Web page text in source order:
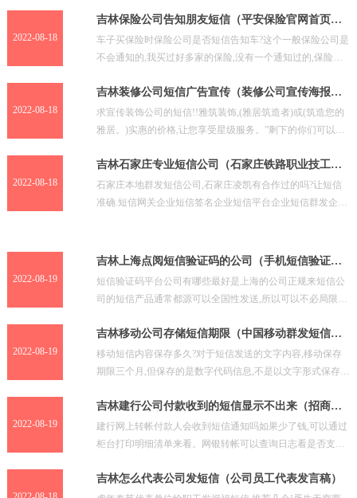
2022-08-18
吉林保险公司告知朋友短信（平安保险官网首页官
车子买保险时保险公司是否短信告知车?这个一般保险公司是
不会通知的,我买过好多家的保险,没有一个通知过的,保险公
2022-08-18
吉林装修公司短信广告宣传（装修公司宣传海报模
求宣传装饰公司的短信!!雅筑装饰,(雅居筑造者)或(筑造您的
雅居。)实惠的价格,让您享受星级服务。”剩下的你们可以在
2022-08-18
吉林石家庄专业短信公司（石家庄铁路职业技工学
石家庄本地群发短信公司,石家庄凌凯有合作过的吗?让短信
准确.短信网关企业短信签名企业短信平台企业短信群发企业
2022-08-19
吉林上海点阅短信验证码的公司（手机短信验证码
短信验证码平台公司有哪些最好是上海的公司正规来短信公
司的短信产品通常都源可以全国性发送,所以可以不必局限于
2022-08-19
吉林移动公司存储短信期限（中国移动群发短信平
移动短信内容保存多久?对于短信发送的文字内容,移动保存
期限三个月,但保存的是数字代码信息,不是以文字形式保存
2022-08-19
吉林建行公司付款收到的短信显示不出来（招商银
建行网上转帐付款人会收到短信通知吗如果少了钱,可以通过
柜台打印明细清单来看。网银转帐可以查询日志看是否支付
吉林怎么代表公司发短信（公司员工代表发言稿）